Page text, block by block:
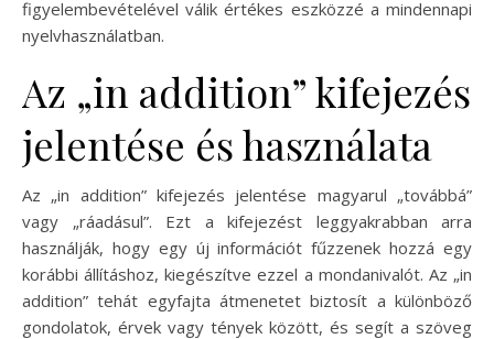
figyelembevételével válik értékes eszközzé a mindennapi
nyelvhasználatban.
Az „in addition” kifejezés
jelentése és használata
Az „in addition” kifejezés jelentése magyarul „továbbá”
vagy „ráadásul”. Ezt a kifejezést leggyakrabban arra
használják, hogy egy új információt fűzzenek hozzá egy
korábbi állításhoz, kiegészítve ezzel a mondanivalót. Az „in
addition” tehát egyfajta átmenetet biztosít a különböző
gondolatok, érvek vagy tények között, és segít a szöveg